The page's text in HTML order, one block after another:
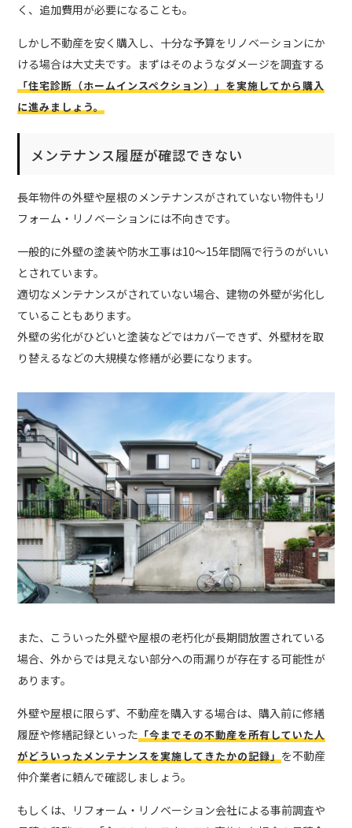
く、追加費用が必要になることも。
しかし不動産を安く購入し、十分な予算をリノベーションにか
ける場合は大丈夫です。まずはそのようなダメージを調査する
「住宅診断（ホームインスペクション）」を実施してから購入
に進みましょう。
メンテナンス履歴が確認できない
長年物件の外壁や屋根のメンテナンスがされていない物件もリ
フォーム・リノベーションには不向きです。
一般的に外壁の塗装や防水工事は10～15年間隔で行うのがいい
とされています。
適切なメンテナンスがされていない場合、建物の外壁が劣化し
ていることもあります。
外壁の劣化がひどいと塗装などではカバーできず、外壁材を取
り替えるなどの大規模な修繕が必要になります。
また、こういった外壁や屋根の老朽化が長期間放置されている
場合、外からでは見えない部分への雨漏りが存在する可能性が
あります。
外壁や屋根に限らず、不動産を購入する場合は、購入前に修繕
履歴や修繕記録といった「今までその不動産を所有していた人
がどういったメンテナンスを実施してきたかの記録」を不動産
仲介業者に頼んで確認しましょう。
もしくは、リフォーム・リノベーション会社による事前調査や